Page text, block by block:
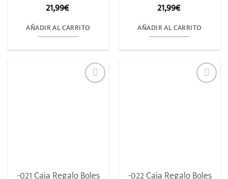
Valorado
de
5
21,99€
AÑADIR AL CARRITO
Valorado
de
5
21,99€
AÑADIR AL CARRITO
-021 Caja Regalo Boles -022 Caja Regalo Boles